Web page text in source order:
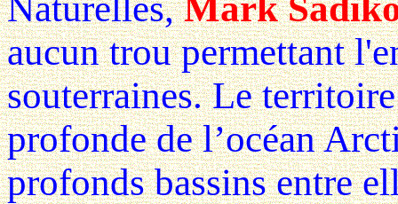
aucun trou permettant
souterraines. Le
profonde de l’océan
profonds bassins entre